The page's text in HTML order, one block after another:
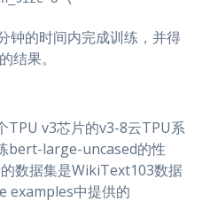
钟的时间内完成训练，并得
结果。
TPU v3芯片的v3-8云TPU系
bert-large-uncased的性
数据集是WikiText103数据
examples中提供的